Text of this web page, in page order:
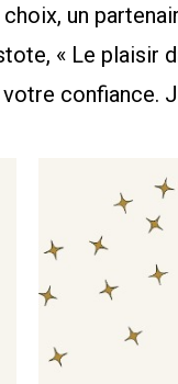
un
« Le plaisir
confiance.